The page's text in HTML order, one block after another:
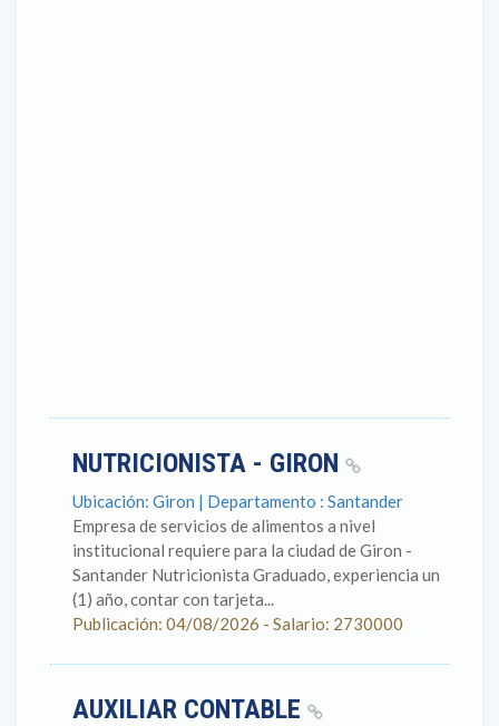
NUTRICIONISTA - GIRON
Ubicación: Giron | Departamento : Santander
Empresa de servicios de alimentos a nivel
institucional requiere para la ciudad de Giron -
Santander Nutricionista Graduado, experiencia un
(1) año, contar con tarjeta...
Publicación: 04/08/2026 - Salario: 2730000
AUXILIAR CONTABLE